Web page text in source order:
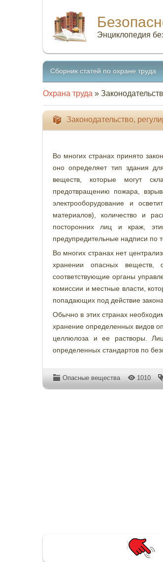
Энциклопедия
Сборник статей по охране труда
Охрана труда »
Законодательство,
Во многих странах принято
оно определяет тип здания
веществ, которые могут
предотвращению пожара,
электрооборудование и
материалов), количество и
посторонних лиц и краж,
предупредительные надписи по
Во многих странах нет
хранении опасных веществ,
соответствующие органы
комиссии и местные власти,
попадающих под действие закона.
Обычно в этих странах
хранение определенных видов
целлюлоза и ее растворы.
определенных стандартов по
Опасные вещества 1010